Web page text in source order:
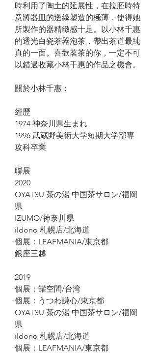
時利用了陶土的延展性，在拉胚時特
意將器皿的邊緣塑造的極薄，使得她
所製作的器精緻感十足。以小林千惠
的透光白瓷茶器泡茶，帶出茶道最純
真的一面。喜歡茗茶的你，一定不可
以錯過收藏小林千惠的作品之機會。
關於小林千惠：
經歷
1974 神奈川県生まれ
1996 武蔵野美術大学短期大学部専
攻科卒業
聯展
2020
OYATSU 茶の湯 中国茶サロン/福岡
県
IZUMO/神奈川県
ildono 札幌店/北海道
個展：LEAFMANIA/東京都
銀座三越
2019
個展：罐空間/台湾
個展：うつわ謙心/東京都
OYATSU 茶の湯 中国茶サロン/福岡
県
ildono 札幌店/北海道
個展：LEAFMANIA/東京都